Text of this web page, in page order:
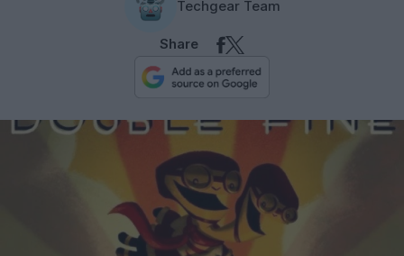
Techgear Team
Share